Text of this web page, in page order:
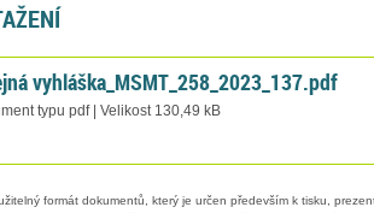
vyhláška_MSMT_258_2023_137.pdf
typu pdf | Velikost 130,49 kB
formát dokumentů, který je určen především k tisku,